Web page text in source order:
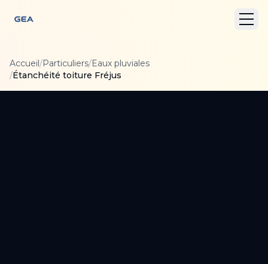
Accueil/Particuliers/Eaux pluviales
/Étanchéité toiture Fréjus